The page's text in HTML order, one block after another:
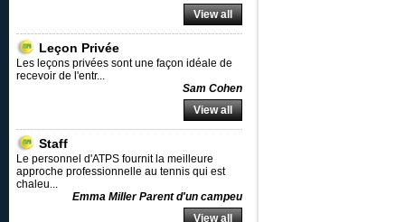
View all
Leçon Privée
Les leçons privées sont une façon idéale de
recevoir de l'entr...
Sam Cohen
View all
Staff
Le personnel d'ATPS fournit la meilleure
approche professionnelle au tennis qui est
chaleu...
Emma Miller Parent d'un campeu
View all